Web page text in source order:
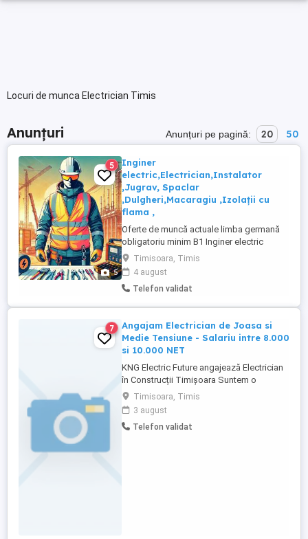
Locuri de munca Electrician Timis
Anunțuri Anunțuri pe pagină: 20 50
5
5
Inginer
electric,Electrician,Instalator
,Jugrav, Spaclar
,Dulgheri,Macaragiu ,Izolații cu
flama ,
Oferte de muncă actuale limba germană
obligatoriu minim B1 Inginer electric
superior:21 euro pe oră
Electrician:17.27euro pe oră Ajutor
electrician:15.29euro pe oră
Instalator:17.27 euro pe oră Ajutor
crește dupa prima luna in funcție ...
Timisoara, Timis
4 august
Telefon validat
7
Angajam Electrician de Joasa si
Medie Tensiune - Salariu intre 8.000
si 10.000 NET
KNG Electric Future angajează Electrician
în Construcții Timișoara Suntem o
companie în plină dezvoltare, activând în
domeniul instalațiilor electrice de joasa si
medie tensiune . Căutăm un electrician
dedicat și responsabil pentru a se alătura
Timisoara, Timis
3 august
Telefon validat